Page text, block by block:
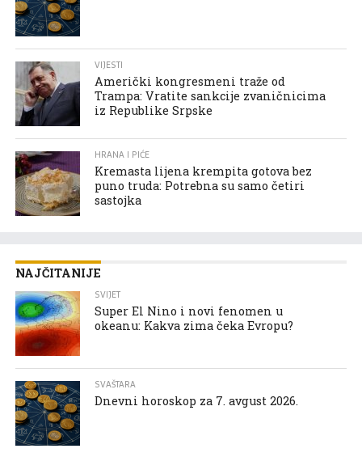
VIJESTI
Američki kongresmeni traže od
Trampa: Vratite sankcije zvaničnicima
iz Republike Srpske
HRANA I PIĆE
Kremasta lijena krempita gotova bez
puno truda: Potrebna su samo četiri
sastojka
NAJČITANIJE
SVIJET
Super El Nino i novi fenomen u
okeanu: Kakva zima čeka Evropu?
SVAŠTARA
Dnevni horoskop za 7. avgust 2026.